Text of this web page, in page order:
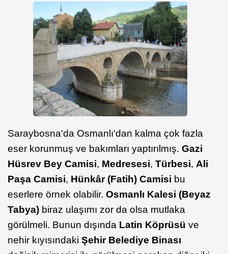
Saraybosna'da Osmanlı'dan kalma çok fazla
eser korunmuş ve bakımları yaptırılmış. Gazi
Hüsrev Bey Camisi, Medresesi, Türbesi, Ali
Paşa Camisi, Hünkâr (Fatih) Camisi bu
eserlere örnek olabilir. Osmanlı Kalesi (Beyaz
Tabya) biraz ulaşımı zor da olsa mutlaka
görülmeli. Bunun dışında Latin Köprüsü ve
nehir kıyısındaki Şehir Belediye Binası